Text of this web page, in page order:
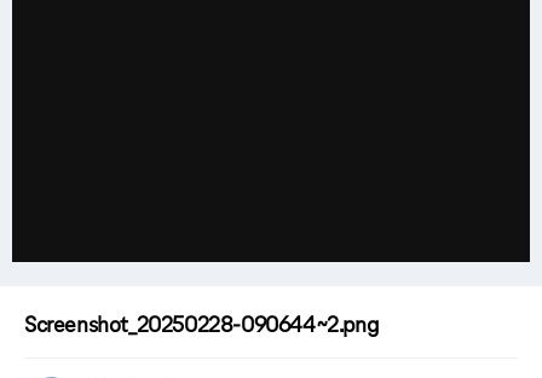
Screenshot_20250228-090644~2.png